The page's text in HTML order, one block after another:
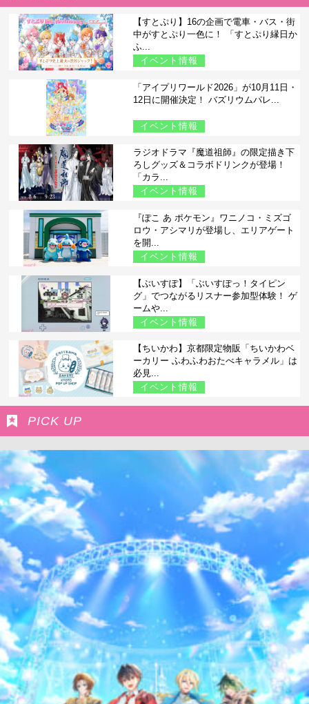
【すとぷり】16の企画で電車・バス・街
中がすとぷり一色に！ 「すとぷり縁日か
ふ...
イベント情報
「アイプリワールド2026」が10月11日・
12日に開催決定！ バズリウムパレ...
イベント情報
ラジオドラマ『魔道祖師』の限定描き下
ろしグッズ＆コラボドリンクが登場！
「カラ...
イベント情報
『ぽこ あ ポケモン』ワニノコ・ミズゴ
ロウ・アシマリが登場し、エリアゲート
を開...
イベント情報
【ぶいすぽ】「ぶいすぽっ！タイピン
グ」でつながるリスナー参加型体験！ ゲ
ームや...
イベント情報
【ちいかわ】京都限定物販「ちいかわベ
ーカリー ふわふわおたべキャラメル」は
必見...
イベント情報
PICK UP